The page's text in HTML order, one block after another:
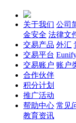
关于我们 公司
金安全 法律文
交易产品 外汇
交易平台
交易账户 账户
合作伙伴
积分计划
推广活动
帮助中心 常见
教育资讯